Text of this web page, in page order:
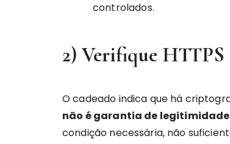
controlados.
2) Verifique HTTPS
O cadeado indica que há
não é garantia de legitimidade
condição necessária, não